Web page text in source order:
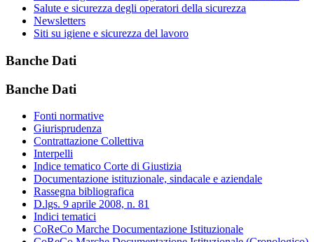
Salute e sicurezza degli operatori della sicurezza
Newsletters
Siti su igiene e sicurezza del lavoro
Banche Dati
Banche Dati
Fonti normative
Giurisprudenza
Contrattazione Collettiva
Interpelli
Indice tematico Corte di Giustizia
Documentazione istituzionale, sindacale e aziendale
Rassegna bibliografica
D.lgs. 9 aprile 2008, n. 81
Indici tematici
CoReCo Marche Documentazione Istituzionale